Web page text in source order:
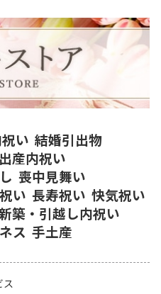
い 結婚引出物
出産内祝い
喪中見舞い
い 長寿祝い 快気祝い
築・引越し内祝い
ス 手土産
ス